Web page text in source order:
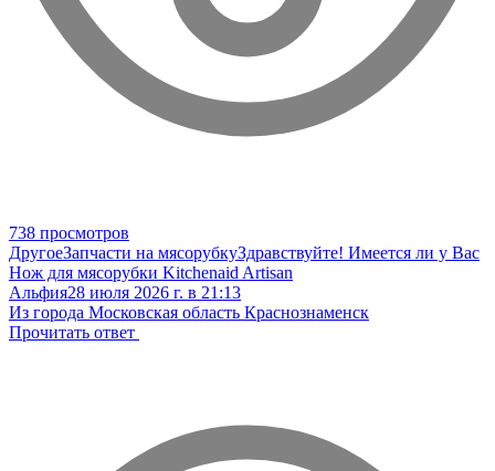
738 просмотров
ДругоеЗапчасти на мясорубкуЗдравствуйте! Имеется ли у Вас
Нож для мясорубки Kitchenaid Artisan
Альфия28 июля 2026 г. в 21:13
Из города Московская область Краснознаменск
Прочитать ответ